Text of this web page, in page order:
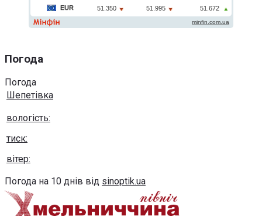
Погода
Погода
Шепетівка
вологість:
тиск:
вітер:
Погода на 10 днів від sinoptik.ua